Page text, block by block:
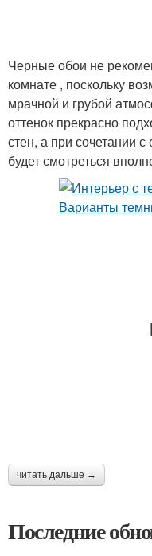
Черные обои не
комнате , поскольку
мрачной и грубой
оттенок прекрасно
стен, а при сочетании
будет смотреться
читать дальше →
Последние